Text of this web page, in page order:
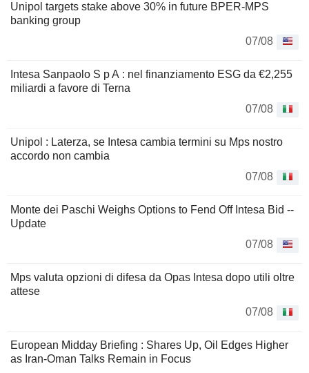
Unipol targets stake above 30% in future BPER-MPS
banking group
07/08
Intesa Sanpaolo S p A : nel finanziamento ESG da €2,255
miliardi a favore di Terna
07/08
Unipol : Laterza, se Intesa cambia termini su Mps nostro
accordo non cambia
07/08
Monte dei Paschi Weighs Options to Fend Off Intesa Bid --
Update
07/08
Mps valuta opzioni di difesa da Opas Intesa dopo utili oltre
attese
07/08
European Midday Briefing : Shares Up, Oil Edges Higher
as Iran-Oman Talks Remain in Focus